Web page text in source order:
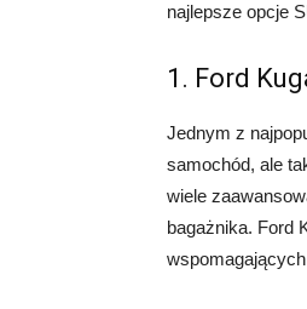
najlepsze opcje
1. Ford
Jednym z
samochód, ale
wiele
bagażnika. Ford